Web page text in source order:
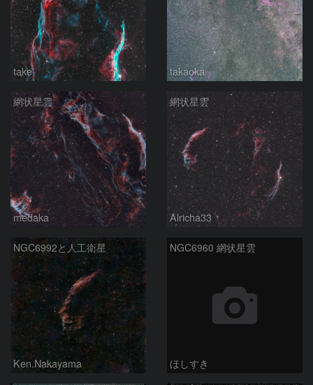
take takaoka
網状星雲
medaka
網状星雲
Alricha33
NGC6992と人工衛星
Ken.Nakayama
NGC6960 網状星雲
ほしすき